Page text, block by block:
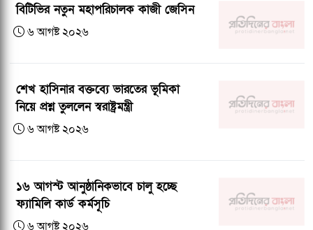
বিটিভির নতুন মহাপরিচালক কাজী জেসিন
৬ আগষ্ট ২০২৬
শেখ হাসিনার বক্তব্যে ভারতের ভূমিকা
নিয়ে প্রশ্ন তুললেন স্বরাষ্ট্রমন্ত্রী
৬ আগষ্ট ২০২৬
১৬ আগস্ট আনুষ্ঠানিকভাবে চালু হচ্ছে
ফ্যামিলি কার্ড কর্মসূচি
৬ আগষ্ট ২০২৬